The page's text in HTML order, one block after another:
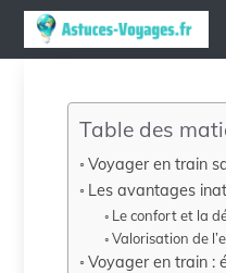
Aller
Table des
Voyager en train
Les avantages
Le confort et la
Valorisation de
Voyager en train :